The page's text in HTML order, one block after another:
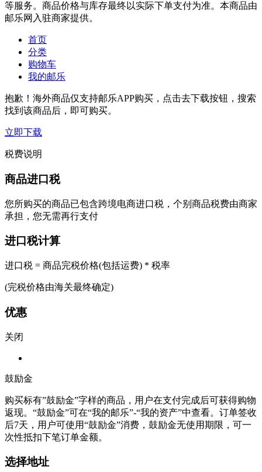
等服务。商品价格与库存最终以实际下单支付为准。本商品由
邮乐网入驻商家提供。
首页
分类
购物车
我的邮乐
抱歉！海外商品仅支持邮乐APP购买，点击去下载按钮，搜索
找到该商品后，即可购买。
立即下载
税费说明
商品进口税
您所购买的商品已包含跨境电商进口税，个别商品税费由商家
承担，您无需再行支付
进口税计算
进口税 = 商品完税价格(包括运费) * 税率
(完税价格由海关最终确定)
优惠
关闭
鼓励金
购买标有”鼓励金”字样的商品，用户在支付完成后可获得购物
返现。“鼓励金”可在“我的邮乐”-“我的资产”中查看。订单签收
后7天，用户可使用“鼓励金”消费，鼓励金无使用期限，可一
次性抵扣下笔订单金额。
选择地址